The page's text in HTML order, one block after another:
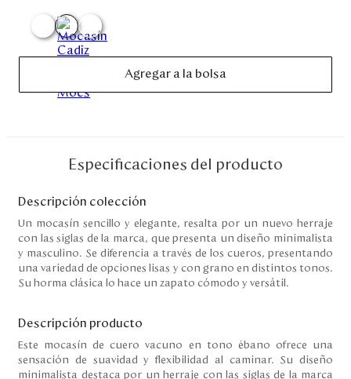
Disney
Mi cuenta
Nuestras Tiendas
Colombia
USA
Venezuela
Agregar a la bolsa
Especificaciones del producto
Descripción colección
Un mocasín sencillo y elegante, resalta por un nuevo herraje
con las siglas de la marca, que presenta un diseño minimalista
y masculino. Se diferencia a través de los cueros, presentando
una variedad de opciones lisas y con grano en distintos tonos.
Su horma clásica lo hace un zapato cómodo y versátil.
Descripción producto
Este mocasín de cuero vacuno en tono ébano ofrece una
sensación de suavidad y flexibilidad al caminar. Su diseño
minimalista destaca por un herraje con las siglas de la marca